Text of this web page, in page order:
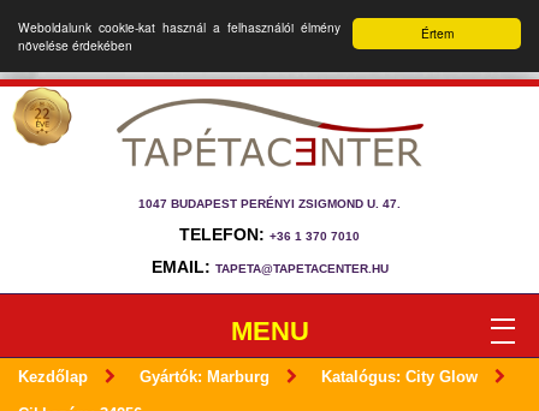
Értem
Weboldalunk cookie-kat használ a felhasználói élmény
növelése érdekében
1047 BUDAPEST PERÉNYI ZSIGMOND U. 47.
TELEFON: +36 1 370 7010
EMAIL: TAPETA@TAPETACENTER.HU
MENU
Kezdőlap Gyártók: Marburg Katalógus: City Glow